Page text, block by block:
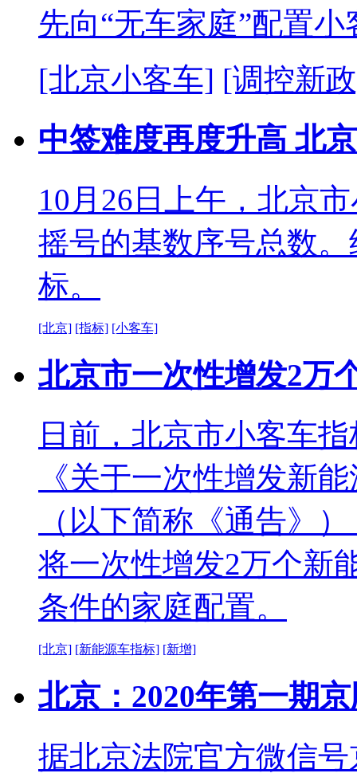
先向“无车家庭”配置
[北京小客车] [调控新
中签难度再度升高 北
10月26日上午，北京
摇号的基数序号总数
标。
[北京] [指标] [小客车]
北京市一次性增发2万
日前，北京市小客车
《关于一次性增发新
（以下简称《通告》
将一次性增发2万个新
条件的家庭配置。
[北京] [新能源车指标] [新增]
北京：2020年第一期
据北京法院官方微信